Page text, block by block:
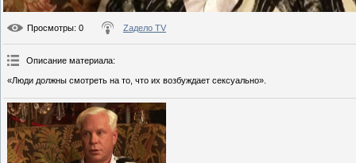
Просмотры: 0 Zадело TV
Описание материала:
«Люди должны смотреть на то, что их возбуждает сексуально».